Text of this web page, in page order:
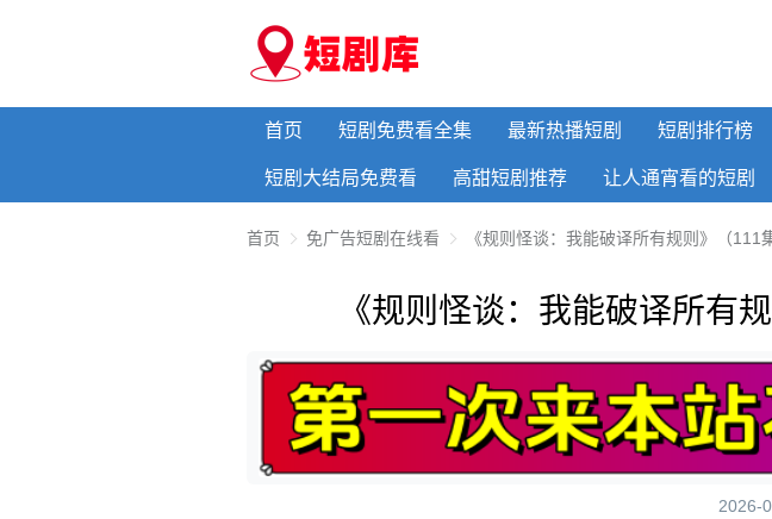
首页 短剧免费看全集 最新热播短剧 短剧排行榜
短剧大结局免费看 高甜短剧推荐 让人通宵看的短剧
首页 免广告短剧在线看 《规则怪谈：我能破译所有规则》（111
《规则怪谈：我能破译所有
2026-